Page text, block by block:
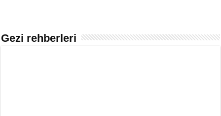
Gezi rehberleri